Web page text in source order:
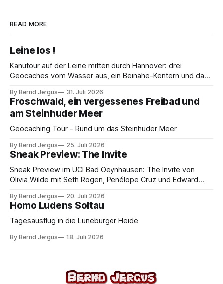
READ MORE
Leine los !
Kanutour auf der Leine mitten durch Hannover: drei
Geocaches vom Wasser aus, ein Beinahe-Kentern und das
sollte.
By Bernd Jergus 31. Juli 2026
Froschwald, ein vergessenes Freibad und
am Steinhuder Meer
Geocaching Tour - Rund um das Steinhuder Meer
By Bernd Jergus 25. Juli 2026
Sneak Preview: The Invite
Sneak Preview im UCI Bad Oeynhausen: The Invite von
Olivia Wilde mit Seth Rogen, Penélope Cruz und Edward
By Bernd Jergus 20. Juli 2026
Homo Ludens Soltau
Tagesausflug in die Lüneburger Heide
By Bernd Jergus 18. Juli 2026